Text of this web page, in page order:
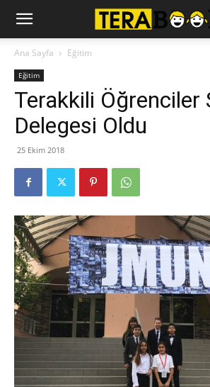
Ana Sayfa Eğitim
Eğitim
Terakkili Öğrenciler
Delegesi Oldu
25 Ekim 2018